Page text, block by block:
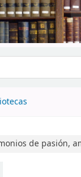
de pasión,